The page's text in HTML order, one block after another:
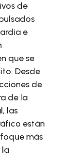
de
e
que se
Desde
de
de la
las
están
más
la